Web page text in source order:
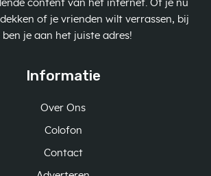
content van het internet. Of je nu
of je vrienden wilt verrassen, bij
ben je aan het juiste adres!
Informatie
Over Ons
Colofon
Contact